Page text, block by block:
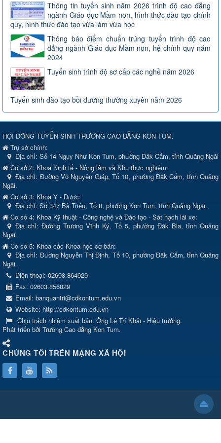
Thông tin tuyển sinh năm 2026 trình độ cao đẳng
ngành Giáo dục Mầm non, hình thức đào tạo chính
quy, hình thức đào tạo vừa làm vừa học
Thông báo điểm chuẩn trúng tuyển trình độ cao
đẳng ngành Giáo dục Mầm non, hệ chính quy năm
2024
Tuyển sinh trình độ sơ cấp các nghề năm 2026
Tuyển sinh đào tạo bồi dưỡng thường xuyên năm 2026
HỘI ĐỒNG TUYỂN SINH TRƯỜNG CAO ĐẲNG KON TUM.
Trụ sở chính:
Địa chỉ: Số 14 Ngụy Như Kon Tum, phường Đăk Cấm, tỉnh Quảng Ngãi
Cơ sở 2: Khoa Kinh tế - Nông lâm và Khu thực nghiệm:
Địa chỉ: Đường Võ Nguyên Giáp, Tổ 10, phường Đăk Cấm, tỉnh Quảng
Ngãi.
Cơ sở 3: Khoa Y - Dược:
Địa chỉ: Số 347 Bà Triệu, Tổ 8, phường Kon Tum, tỉnh Quảng Ngãi.
Cơ sở 4: Khoa Kỹ thuật - Công nghệ và Đào tạo - Sát hạch lái xe:
Địa chỉ: Đường Trương Vĩnh Ký, Tổ 5, phường Đăk Bla, tỉnh Quảng
Ngãi.
Cơ sở 5: Khoa các Khoa học cơ bản:
Địa chỉ: Đường Nguyễn Thị Định, Tổ 10, phường Đăk Cấm, tỉnh Quảng
Ngãi.
Điện thoại: 02603.864929
Fax: 02603.856829
Email: banquantri@cdkontum.edu.vn
Website: http://cdkontum.edu.vn
Chịu trách nhiệm xuất bản: Ông Lê Trí Khải - Hiệu trưởng.
Phát triển bởi Trường Cao đẳng Kon Tum.
CHÚNG TÔI TRÊN MẠNG XÃ HỘI